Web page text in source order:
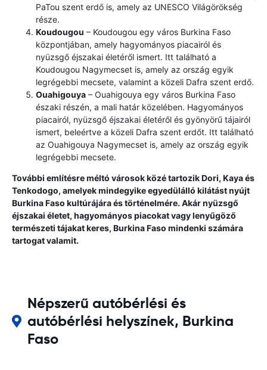
PaTou szent erdő is, amely az UNESCO Világörökség
része.
Koudougou – Koudougou egy város Burkina Faso
központjában, amely hagyományos piacairól és
nyüzsgő éjszakai életéről ismert. Itt található a
Koudougou Nagymecset is, amely az ország egyik
legrégebbi mecsete, valamint a közeli Dafra szent erdő.
Ouahigouya – Ouahigouya egy város Burkina Faso
északi részén, a mali határ közelében. Hagyományos
piacairól, nyüzsgő éjszakai életéről és gyönyörű tájairól
ismert, beleértve a közeli Dafra szent erdőt. Itt található
az Ouahigouya Nagymecset is, amely az ország egyik
legrégebbi mecsete.
További említésre méltó városok közé tartozik Dori, Kaya és
Tenkodogo, amelyek mindegyike egyedülálló kilátást nyújt
Burkina Faso kultúrájára és történelmére. Akár nyüzsgő
éjszakai életet, hagyományos piacokat vagy lenyűgöző
természeti tájakat keres, Burkina Faso mindenki számára
tartogat valamit.
Népszerű autóbérlési és
autóbérlési helyszínek, Burkina
Faso